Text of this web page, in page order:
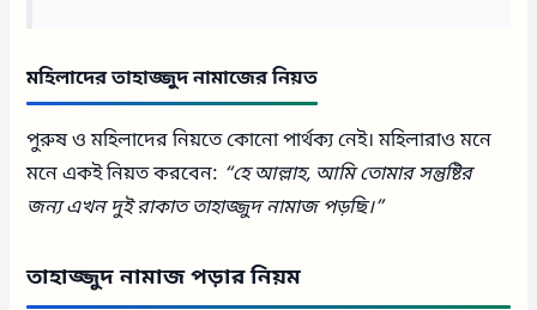
মহিলাদের তাহাজ্জুদ নামাজের নিয়ত
পুরুষ ও মহিলাদের নিয়তে কোনো পার্থক্য নেই। মহিলারাও মনে
মনে একই নিয়ত করবেন: “হে আল্লাহ, আমি তোমার সন্তুষ্টির
জন্য এখন দুই রাকাত তাহাজ্জুদ নামাজ পড়ছি।”
তাহাজ্জুদ নামাজ পড়ার নিয়ম